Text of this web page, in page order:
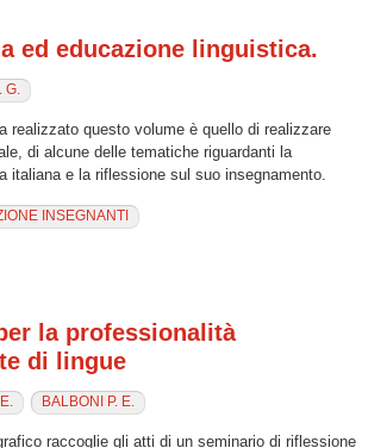
ed educazione linguistica.
G.
realizzato questo volume è quello di realizzare
di alcune delle tematiche riguardanti la
italiana e la riflessione sul suo insegnamento.
INSEGNANTI
la professionalità
di lingue
BALBONI P. E.
raccoglie gli atti di un seminario di riflessione